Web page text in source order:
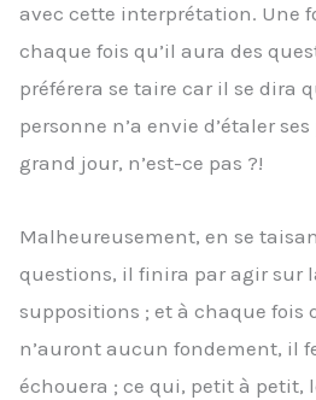
avec cette interprétation. Une
chaque fois qu’il aura des
préférera se taire car il se dira
personne n’a envie d’étaler
grand jour, n’est-ce pas ?!
Malheureusement, en se
questions, il finira par agir sur
suppositions ; et à chaque fois
n’auront aucun fondement, il
échouera ; ce qui, petit à petit,